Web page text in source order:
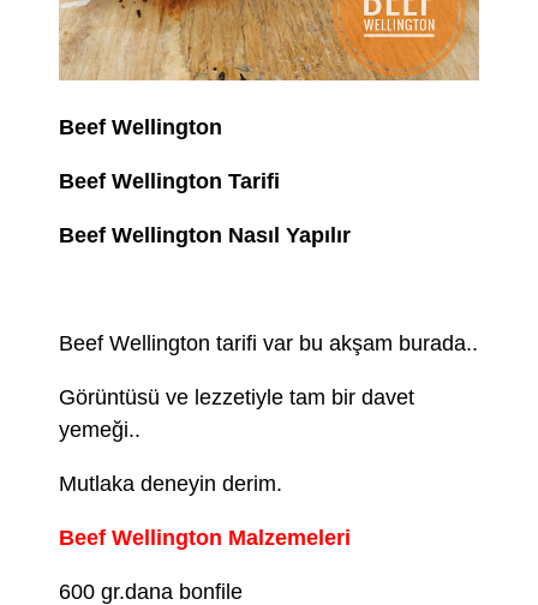
Beef Wellington
Beef Wellington Tarifi
Beef Wellington Nasıl Yapılır
Beef Wellington tarifi var bu akşam burada..
Görüntüsü ve lezzetiyle tam bir davet
yemeği..
Mutlaka deneyin derim.
Beef Wellington Malzemeleri
600 gr.dana bonfile